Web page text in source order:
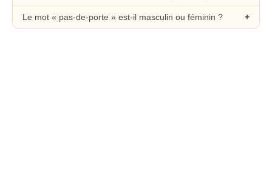
Le mot « pas-de-porte » est-il masculin ou féminin ?